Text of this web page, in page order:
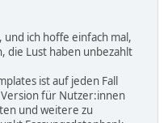
ich hoffe einfach mal,
die Lust haben unbezahlt
ist auf jeden Fall
für Nutzer:innen
und weitere zu